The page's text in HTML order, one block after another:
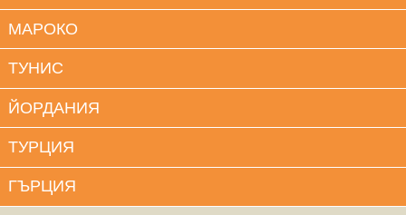
МАРОКО
ТУНИС
ЙОРДАНИЯ
ТУРЦИЯ
ГЪРЦИЯ